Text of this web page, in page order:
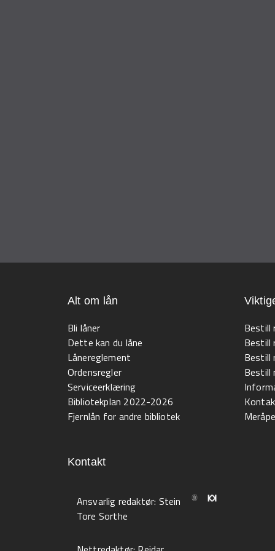
Alt om lån
Bli låner
Dette kan du låne
Lånereglement
Ordensregler
Serviceerklæring
Bibliotekplan 2022-2026
Fjernlån for andre bibliotek
Bestill
Bestill
Bestill
Bestill
Kontakt
Ansvarlig redaktør: Stein
Tore Sorthe